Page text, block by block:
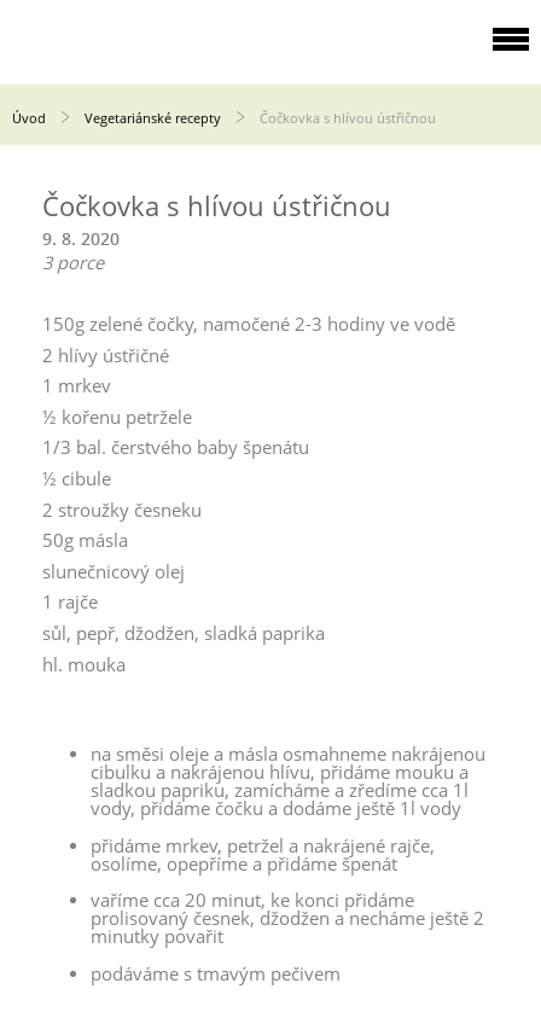
Úvod Vegetariánské recepty Čočkovka s hlívou ústřičnou
Čočkovka s hlívou ústřičnou
9. 8. 2020
3porce
150g zelené čočky, namočené 2-3 hodiny ve vodě
2 hlívy ústřičné
1 mrkev
½ kořenu petržele
1/3 bal. čerstvého baby špenátu
½ cibule
2 stroužky česneku
50g másla
slunečnicový olej
1 rajče
sůl, pepř, džodžen, sladká paprika
hl. mouka
na směsi oleje a másla osmahneme nakrájenou
cibulku a nakrájenou hlívu, přidáme mouku a
sladkou papriku, zamícháme a zředíme cca 1l
vody, přidáme čočku a dodáme ještě 1l vody
přidáme mrkev, petržel a nakrájené rajče,
osolíme, opepříme a přidáme špenát
vaříme cca 20 minut, ke konci přidáme
prolisovaný česnek, džodžen a necháme ještě 2
minutky povařit
podáváme s tmavým pečivem